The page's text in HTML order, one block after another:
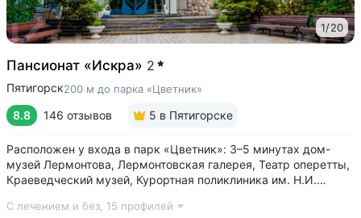
1/20
Пансионат «Искра» 2
Пятигорск200 м до парка «Цветник»
8.8 146 отзывов 5 в Пятигорске
Расположен у входа в парк «Цветник»: 3–5 минутах дом-
музей Лермонтова, Лермонтовская галерея, Театр оперетты,
Краеведческий музей, Курортная поликлиника им. Н.И.
с тремя видами минеральных источников № 2, № 17,
С лечением и без, 15 профилей